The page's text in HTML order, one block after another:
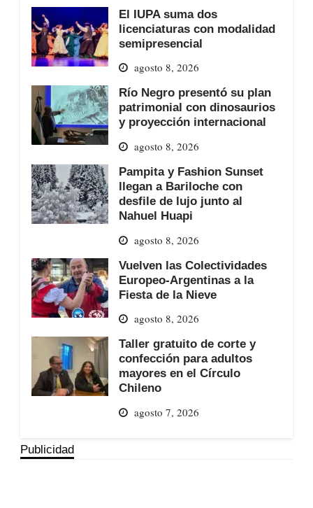
El IUPA suma dos
licenciaturas con modalidad
semipresencial
agosto 8, 2026
Río Negro presentó su plan
patrimonial con dinosaurios
y proyección internacional
agosto 8, 2026
Pampita y Fashion Sunset
llegan a Bariloche con
desfile de lujo junto al
Nahuel Huapi
agosto 8, 2026
Vuelven las Colectividades
Europeo-Argentinas a la
Fiesta de la Nieve
agosto 8, 2026
Taller gratuito de corte y
confección para adultos
mayores en el Círculo
Chileno
agosto 7, 2026
Publicidad